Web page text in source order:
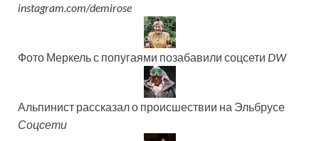
instagram.com/demirose
Фото Меркель с попугаями позабавили соцсети DW
Альпинист рассказал о происшествии на Эльбрусе
Соцсети